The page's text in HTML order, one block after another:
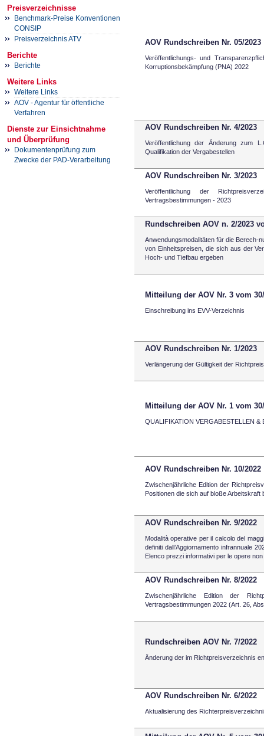
Preisverzeichnisse
Benchmark-Preise Konventionen
CONSIP
Preisverzeichnis ATV
Berichte
Berichte
Weitere Links
Weitere Links
AOV - Agentur für öffentliche
Verfahren
Dienste zur Einsichtnahme
und Überprüfung
Dokumentenprüfung zum
Zwecke der PAD-Verarbeitung
AOV Rundschreiben Nr. 05/2023
Veröffentlichungs- und
Korruptionsbekämpfung (PNA) 2022
AOV Rundschreiben Nr. 4/2023
Veröffentlichung der Änderung zum
Qualifikation der Vergabestellen
AOV Rundschreiben Nr. 3/2023
Veröffentlichung der
Vertragsbestimmungen - 2023
Rundschreiben AOV n. 2/2023
Anwendungsmodalitäten für die Berech-
von Einheitspreisen, die sich aus der
Hoch- und Tiefbau ergeben
Mitteilung der AOV Nr. 3 vom
Einschreibung ins EVV-Verzeichnis
AOV Rundschreiben Nr. 1/2023
Verlängerung der Gültigkeit der
Mitteilung der AOV Nr. 1 vom
QUALIFIKATION VERGABESTELLEN
AOV Rundschreiben Nr. 10/2022
Zwischenjährliche Edition der
Positionen die sich auf bloße Arbeitskraft
AOV Rundschreiben Nr. 9/2022
Modalità operative per il calcolo del
definiti dall’Aggiornamento infrannuale
Elenco prezzi informativi per le opere
AOV Rundschreiben Nr. 8/2022
Zwischenjährliche Edition der
Vertragsbestimmungen 2022 (Art. 26,
Rundschreiben AOV Nr. 7/2022
Änderung der im Richtpreisverzeichnis
AOV Rundschreiben Nr. 6/2022
Aktualisierung des